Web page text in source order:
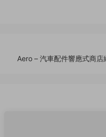
Aero – 汽車配件響應式商